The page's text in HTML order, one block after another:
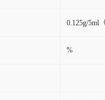
0.125g/5ml
%